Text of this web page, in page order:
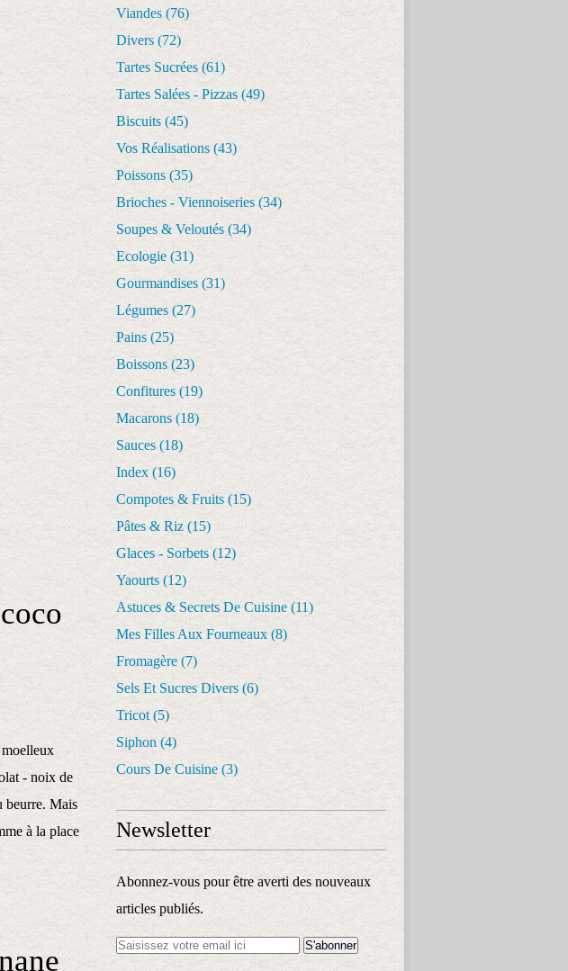
- noix de
beurre. Mais
à la place
Viandes (76)
Divers (72)
Tartes Sucrées (61)
Tartes Salées - Pizzas (49)
Biscuits (45)
Vos Réalisations (43)
Poissons (35)
Brioches - Viennoiseries (34)
Soupes & Veloutés (34)
Ecologie (31)
Gourmandises (31)
Légumes (27)
Pains (25)
Boissons (23)
Confitures (19)
Macarons (18)
Sauces (18)
Index (16)
Compotes & Fruits (15)
Pâtes & Riz (15)
Glaces - Sorbets (12)
Yaourts (12)
Astuces & Secrets De Cuisine (11)
Mes Filles Aux Fourneaux (8)
Fromagère (7)
Sels Et Sucres Divers (6)
Tricot (5)
Siphon (4)
Cours De Cuisine (3)
Newsletter
Abonnez-vous pour être averti des nouveaux
articles publiés.